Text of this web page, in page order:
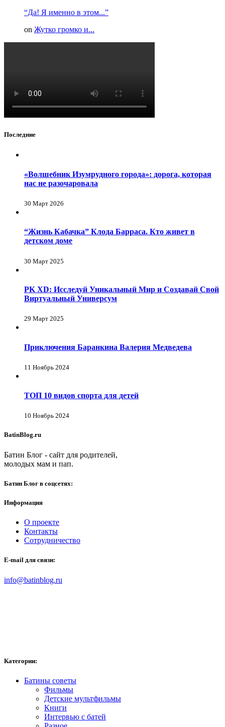
“Да! Я именно в этом...”
on Жутко громко и...
Последние
«Волшебник Изумрудного города»: дорога, которая
нас не разочаровала
30 Март 2026
“Жизнь Кабачка” Клода Барраса. Кто живет в
детском доме
30 Март 2025
PK XD: Исследуй Уникальный Мир и Создавай Свой
Виртуальный Универсум
29 Март 2025
Приключения Баранкина Валерия Медведева
11 Ноябрь 2024
ТОП 10 видов спорта для детей
10 Ноябрь 2024
BatinBlog.ru
Батин Блог - сайт для родителей,
молодых мам и пап.
Батин Блог в соцсетях:
Информация
О проекте
Контакты
Сотрудничество
E-mail для связи:
info@batinblog.ru
Категории:
Батины советы
Фильмы
Детские мультфильмы
Книги
Интервью с батей